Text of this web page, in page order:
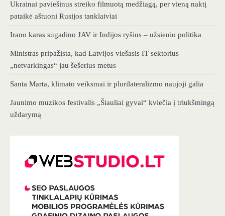
Ukrainai paviešinus streiko filmuotą medžiagą, per vieną naktį
pataikė aštuoni Rusijos tanklaiviai
Irano karas sugadino JAV ir Indijos ryšius – užsienio politika
Ministras pripažįsta, kad Latvijos viešasis IT sektorius
„netvarkingas“ jau šešerius metus
Santa Marta, klimato veiksmai ir plurilateralizmo naujoji galia
Jaunimo muzikos festivalis „Šiauliai gyvai“ kviečia į triukšmingą
uždarymą